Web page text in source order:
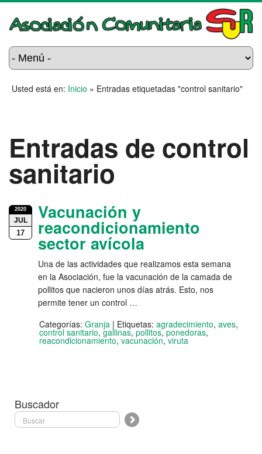
Usted está en: Inicio » Entradas etiquetadas "control sanitario"
Entradas de control
sanitario
2020
JUL
17
Vacunación y
reacondicionamiento
sector avícola
Una de las actividades que realizamos esta semana
en la Asociación, fue la vacunación de la camada de
pollitos que nacieron unos días atrás. Esto, nos
permite tener un control …
Categorías: Granja | Etiquetas: agradecimiento, aves,
control sanitario, gallinas, pollitos,ponedoras,
reacondicionamiento, vacunación,viruta
Buscador